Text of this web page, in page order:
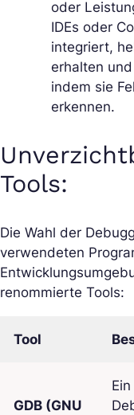
oder
IDEs oder
integriert,
erhalten
indem sie
erkennen.
Tools:
Die Wahl der
verwendeten
renommierte Tools:
Tool
GDB (GNU